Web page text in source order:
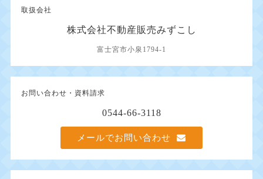
取扱会社
株式会社不動産販売みずこし
富士宮市小泉1794-1
お問い合わせ・資料請求
0544-66-3118
メールでお問い合わせ